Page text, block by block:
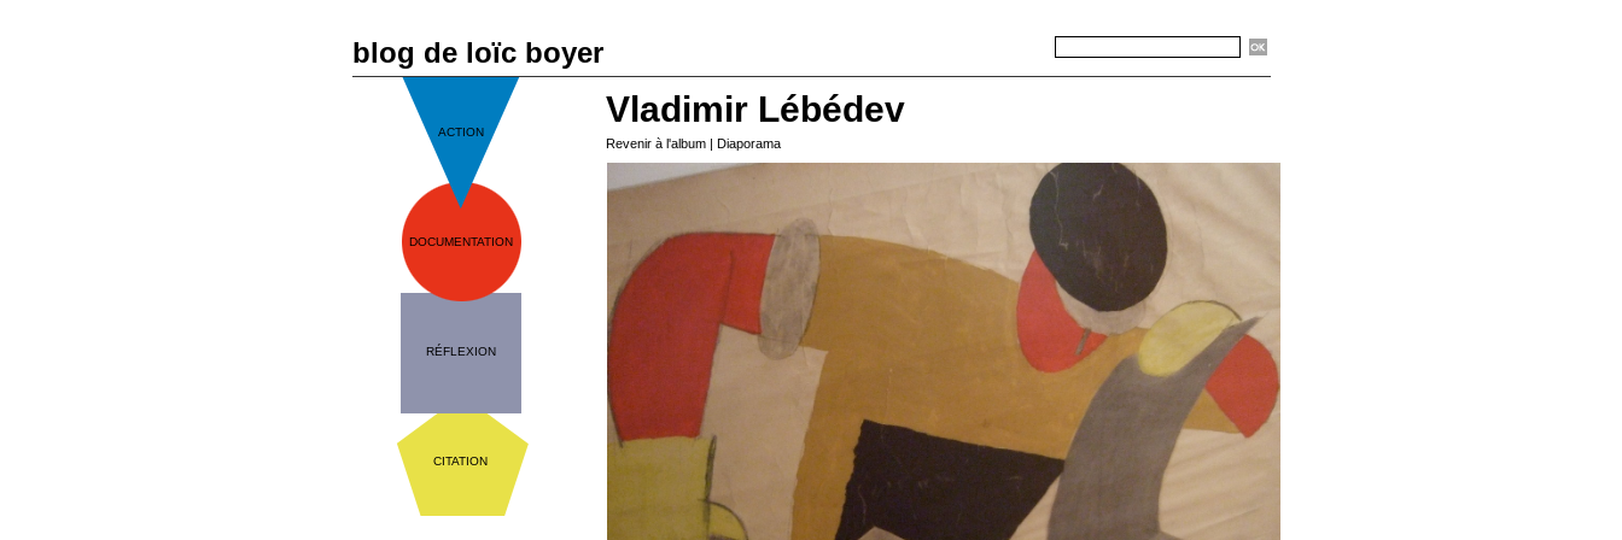
blog de loïc boyer
ACTION
DOCUMENTATION
RÉFLEXION
CITATION
Vladimir Lébédev
Revenir à l'album | Diaporama